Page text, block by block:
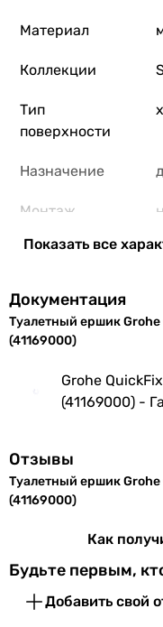
Материал
Коллекции
Тип
поверхности
Назначение
Монтаж
Комплектация
Фирменные
технологии
Цвет
Габариты в упаковке
Показать все
Документация
Туалетный ершик
(41169000)
Grohe
(41169000) -
Отзывы
Туалетный ершик
(41169000)
Как
Будьте первым,
Добавить свой